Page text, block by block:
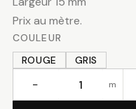
Prix au mètre.
COULEUR
ROUGE
GRIS
− m